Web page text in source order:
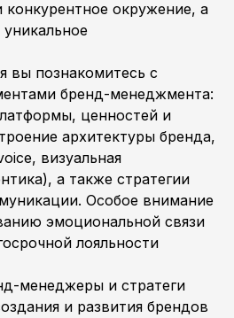
окружение, а
вы познакомитесь с
бренд-менеджмента:
ценностей и
архитектуры бренда,
визуальная
а также стратегии
Особое внимание
эмоциональной связи
лояльности
менеджеры и стратеги
и развития брендов